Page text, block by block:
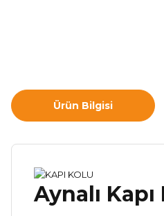
Ürün Bilgisi
Aynalı